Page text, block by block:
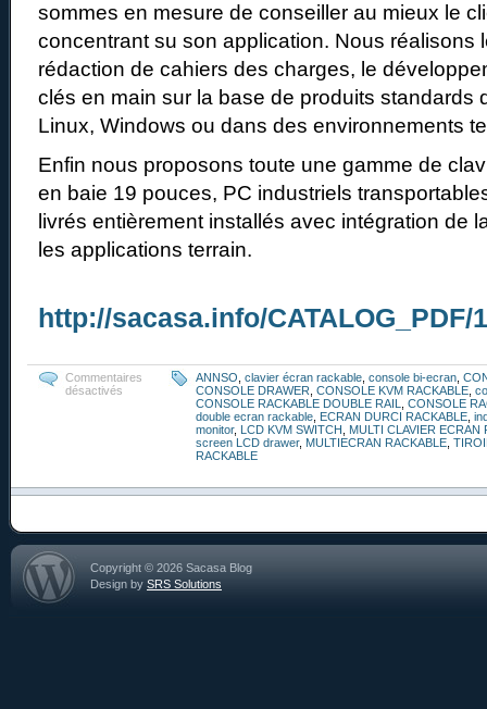
sommes en mesure de conseiller au mieux le
concentrant su son application. Nous réalisons
rédaction de cahiers des charges, le
clés en main sur la base de produits standards
Linux, Windows ou dans des environnements
Enfin nous proposons toute une gamme de
en baie 19 pouces, PC industriels
livrés entièrement installés avec intégration de
les applications terrain.
http://sacasa.info/CATALOG_PDF/
Commentaires
désactivés
ANNSO clavier écran rackable console bi-ecran
CONSOLE DRAWER CONSOLE KVM RACKABLE
CONSOLE RACKABLE DOUBLE RAIL
CONSOLE
double ecran rackable
ECRAN DURCI RACKABLE
monitor, LCD KVM SWITCH
MULTI CLAVIER ECRAN
screen LCD drawer, MULTIECRAN RACKABLE
RACKABLE
Copyright © 2026 Sacasa Blog
Design by SRS Solutions